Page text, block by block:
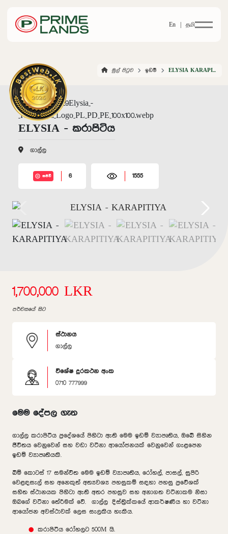
En | தமி
මුල් පිටුව ඉඩම් ELYSIA KARAPITIYA
ELYSIA - කරාපිටිය
ගාල්ල
සජීවී 6 1555
1,700,000 LKR
පර්චසයේ සිට
ස්ථානය
ගාල්ල
විශේෂ දුරකථන අංක
0710 777999
මෙම දේපල ගැන
ගාල්ල කරාපිටිය ප්‍රදේශයේ පිහිටා ඇති මෙම ඉඩම් ව්‍යාපෘතිය, ඔබේ සිහින
ජීවිතය වෙනුවෙන් සහ වඩා වටිනා ආයෝජනයක් වෙනුවෙන් ගැළපෙන
ඉඩම් ව්‍යාපෘතියකි.
බිම් කොටස් 17 සමන්විත මෙම ඉඩම් ව්‍යාපෘතිය, රෝහල්, පාසල්, සුපිරි
වෙළඳසැල් සහ අනෙකුත් අත්‍යවශ්‍ය පහසුකම් සඳහා පහසු ප්‍රවේශක්
සහිත ස්ථානයක පිහිටා ඇති අතර පහසුව සහ අනාගත වටිනාකම නිසා
ඔබගේ වටිනා තේරීමක් වේ. ගාල්ල දිස්ත්‍රික්කයේ ආකර්ෂණීය හා වටිනා
ආයෝජන අවස්ථාවක් ලෙස සැලකිය හැකිය.
කරාපිටිය රෝහලට 500M යි.